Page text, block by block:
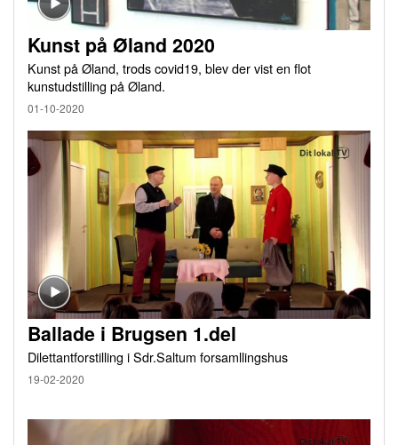
Kunst på Øland 2020
Kunst på Øland, trods covid19, blev der vist en flot
kunstudstilling på Øland.
01-10-2020
Ballade i Brugsen 1.del
Dilettantforstilling i Sdr.Saltum forsamllingshus
19-02-2020